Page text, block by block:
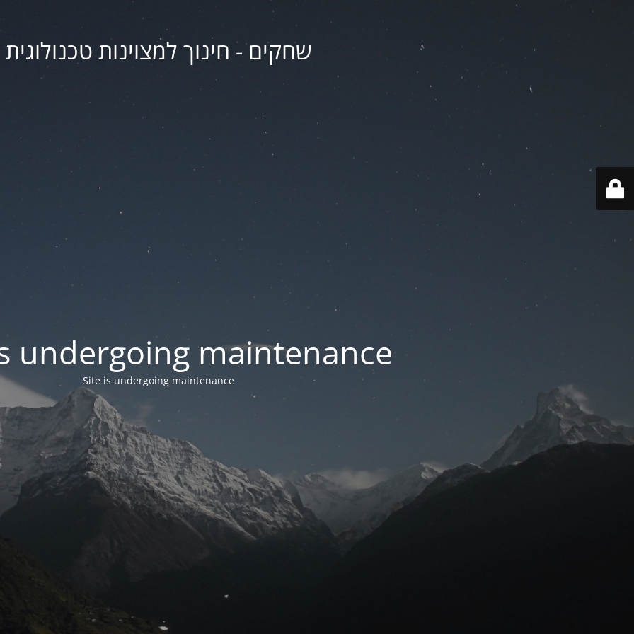
שחקים - חינוך למצוינות טכנולוגית
undergoing maintenance
Site is undergoing maintenance